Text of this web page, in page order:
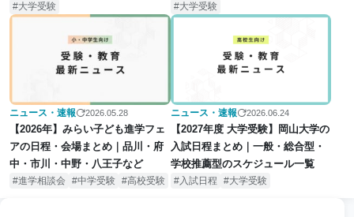
大学受験 大学受験
ニュース・速報 2026.05.28
【2026年】みらい子ども進学フェ
アの日程・会場まとめ｜品川・府
中・市川・中野・八王子など
進学相談会 中学受験 高校受験
ニュース・速報 2026.06.24
【2027年度 大学受験】岡山大学の
入試日程まとめ｜一般・総合型・
学校推薦型のスケジュール一覧
入試日程 大学受験